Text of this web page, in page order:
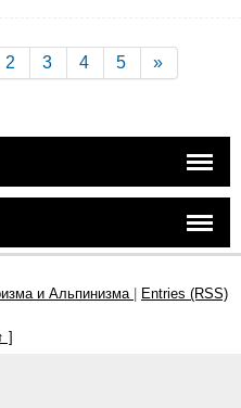
2 3 4 5 »
и Альпинизма
Entries (RSS)
]